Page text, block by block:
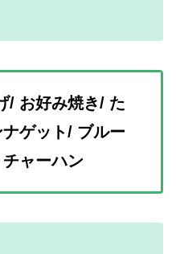
/ お好み焼き/ た
ゲット/ ブルー
ャーハン